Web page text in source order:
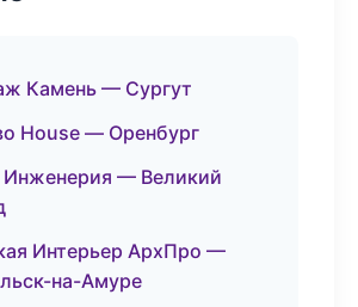
Камень — Сургут
House — Оренбург
— Великий
Интерьер АрхПро —
на-Амуре